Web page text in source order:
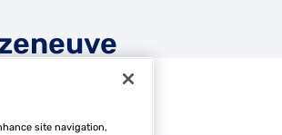
site navigation,